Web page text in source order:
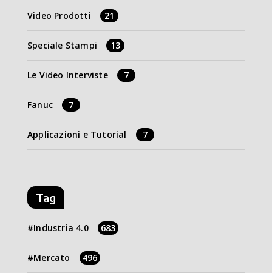
Video Prodotti 21
Speciale Stampi 13
Le Video Interviste 7
Fanuc 7
Applicazioni e Tutorial 7
Tag
Industria 4.0 683
Mercato 496